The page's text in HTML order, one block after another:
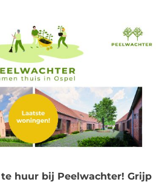
huur bij Peelwachter! Grijp